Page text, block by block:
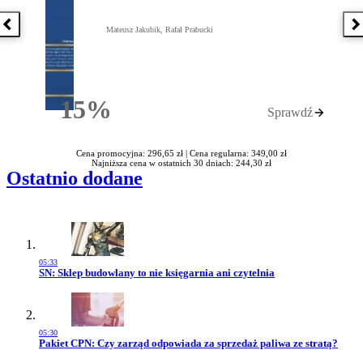
Poprzednia książka
15%Rabatu
Mateusz Jakubik, Rafał Prabucki
Sprawdź
Cena promocyjna: 296,65 zł | Cena regularna: 349,00 zł
Najniższa cena w ostatnich 30 dniach: 244,30 zł
Ostatnio dodane
05:33
Przejdź do artykułu:
SN: Sklep budowlany to nie księgarnia ani czytelnia
05:30
Przejdź do artykułu:
Pakiet CPN: Czy zarząd odpowiada za sprzedaż paliwa ze stratą?